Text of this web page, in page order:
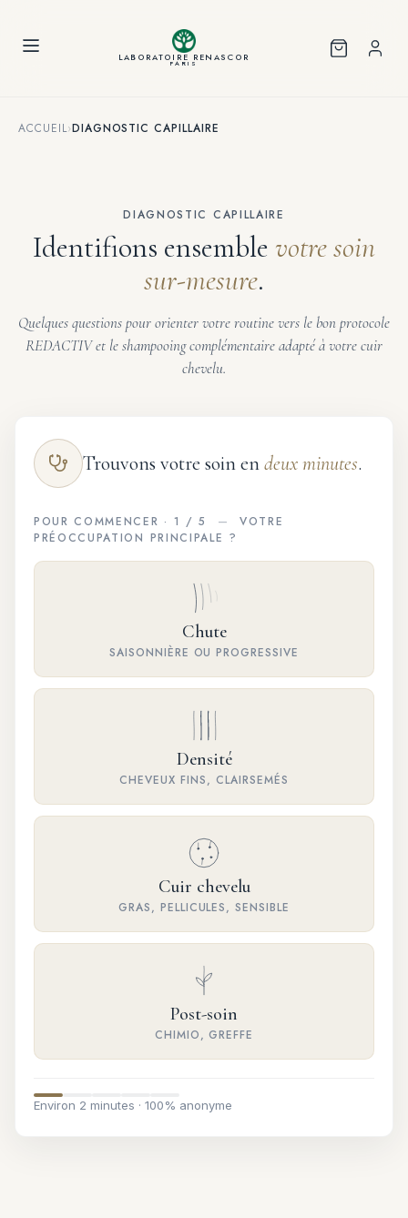
LABORATOIRE RENASCOR
PARIS
ACCUEIL›DIAGNOSTIC CAPILLAIRE
DIAGNOSTIC CAPILLAIRE
Identifions ensemble votre soin
sur-mesure.
Quelques questions pour orienter votre routine vers le bon protocole
REDACTIV et le shampooing complémentaire adapté à votre cuir
chevelu.
Trouvons votre soin endeux minutes.
POUR COMMENCER · 1 / 5 —
VOTRE
PRÉOCCUPATION PRINCIPALE ?
Chute
SAISONNIÈRE OU PROGRESSIVE
Densité
CHEVEUX FINS, CLAIRSEMÉS
Cuir chevelu
GRAS, PELLICULES, SENSIBLE
Post-soin
CHIMIO, GREFFE
Environ 2 minutes · 100% anonyme